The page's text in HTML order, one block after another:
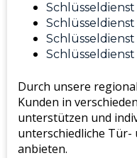
Durch unsere
Kunden in
unterstützen und
unterschiedliche Tür-
anbieten.